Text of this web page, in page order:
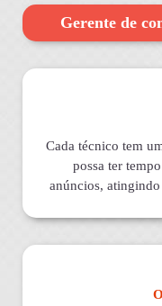
Gerente de
Cada técnico tem
possa ter
anúncios,